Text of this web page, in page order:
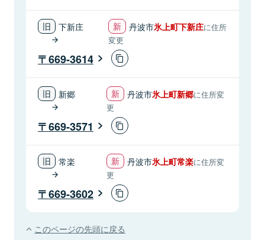
下新庄 丹波市氷上町下新庄に住所
変更
669-3614
新郷 丹波市氷上町新郷に住所変
更
669-3571
常楽 丹波市氷上町常楽に住所変
更
669-3602
このページの先頭に戻る